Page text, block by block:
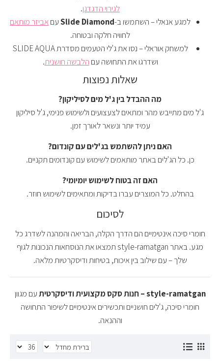
לגירוי הדגדגן.
למגע אנאלי – השתמשו ב-Slide Diamondעםאביזר מותאם
לחוויה חלקה ובטוחה.
למשחק אוראלי – נסו את ג'לי הטעמים מסדרת SLIDE AQUA
ושדרגו את התחושה עם הלבשה חושנית.
שאלות נפוצות
מה ההבדל בין ג'ל מים לסיליקון?
ג'ל מים מתייבש מהר ומתאים לצעצועים ולשימוש פנימי, ג'ל סיליקון
עמיד יותר ונשאר לאורך זמן.
האם ניתן להשתמש בג'לים עם קונדום?
כן. כל הג'לים באתר מותאמים לשימוש עם קונדומים תקניים.
האם זה בטוח לשימוש יומיומי?
בהחלט. כל המוצרים עברו בדיקות ומתאימים לשימוש חוזר.
לסיכום
חומרי סיכה אינטימיים הם הדרך הקלה, הבריאה והמהנה לשדרג כל
מגע. באתר style-ramatgan תמצאו את הנוסחאות הנכונות לגוף
שלך – עם שילוב בין איכות, בטיחות ודיסקרטיות מלאה.
style-ramatgan – חנות סקס מקצועית ודיסקרטית
עם מגוון
חומרי סיכה, ג'לים חושניים ותכשירים אינטימיים לשיפור התחושה
וההנאה.